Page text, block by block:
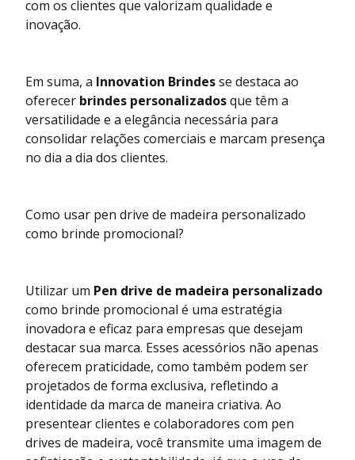
com os clientes que valorizam qualidade e
inovação.
Em suma, a Innovation Brindesse destaca ao
oferecer brindes personalizadosque têm a
versatilidade e a elegância necessária para
consolidar relações comerciais e marcam presença
no dia a dia dos clientes.
Como usar pen drive de madeira personalizado
como brinde promocional?
Utilizar um Pen drive de madeira personalizado
como brinde promocional é uma estratégia
inovadora e eficaz para empresas que desejam
destacar sua marca. Esses acessórios não apenas
oferecem praticidade, como também podem ser
projetados de forma exclusiva, refletindo a
identidade da marca de maneira criativa. Ao
presentear clientes e colaboradores com pen
drives de madeira, você transmite uma imagem de